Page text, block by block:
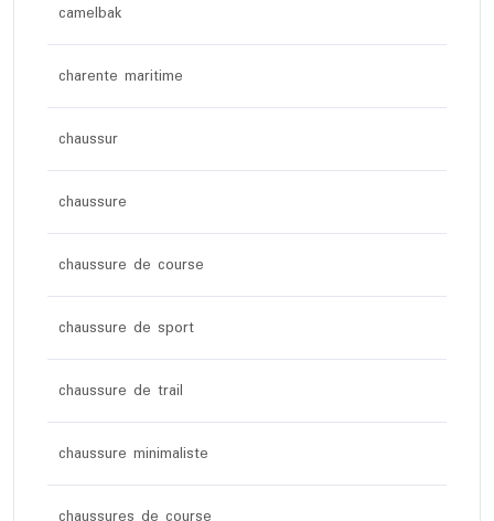
camelbak
charente maritime
chaussur
chaussure
chaussure de course
chaussure de sport
chaussure de trail
chaussure minimaliste